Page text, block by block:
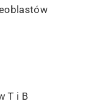
T i B